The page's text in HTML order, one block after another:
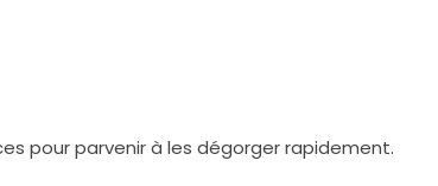
pour parvenir à les dégorger rapidement.